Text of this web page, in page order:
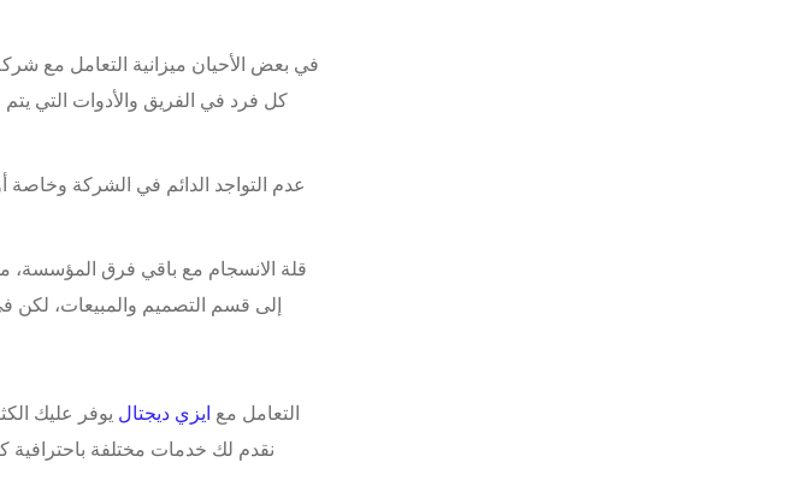
كل فرد في الفريق والأدوات التي
عدم التواجد الدائم في الشركة
قلة الانسجام مع باقي فرق المؤسسة،
إلى قسم التصميم والمبيعات، لكن
التعامل مع ايزي ديجتال يوفر عليك
نقدم لك خدمات مختلفة باحترافية